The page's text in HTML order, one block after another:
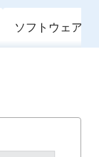
ソフトウェア／